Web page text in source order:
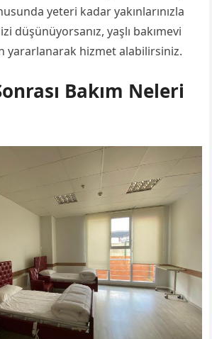
yeteri kadar yakınlarınızla
düşünüyorsanız, yaşlı bakımevi
yararlanarak hizmet alabilirsiniz.
Bakım Neleri